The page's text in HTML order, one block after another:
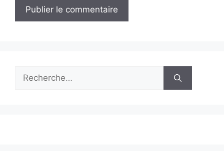
Rechercher :